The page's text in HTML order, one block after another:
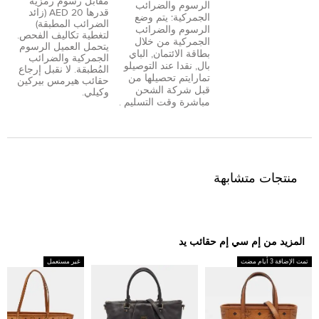
الرسوم والضرائب
الجمركية: يتم وضع
الرسوم والضرائب
الجمركية من خلال
بطاقة الائتمان,
الباي
بال, نقدا عند التوصيلو
تمارا يتم تحصيلها من
قبل شركة الشحن
مباشرة وقت التسليم .
قدرها 20 AED (زائد
الضرائب المطبقة)
لتغطية تكاليف الفحص.
يتحمل العميل الرسوم
الجمركية والضرائب
المُطبقة. لا نقبل إرجاع
حقائب هيرمس بيركين
وكيلي.
منتجات متشابهة
المزيد من إم سي إم حقائب يد
تمت الإضافة 3 أيام مضت غير مستعمل